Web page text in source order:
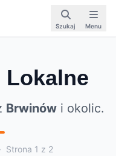
Szukaj Menu
Brwinówi okolic.
Strona 1 z 2